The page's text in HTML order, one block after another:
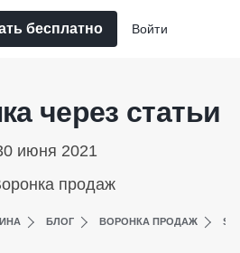
бесплатно Войти
через статьи
июня 2021
продаж
БЛОГ ВОРОНКА ПРОДАЖ